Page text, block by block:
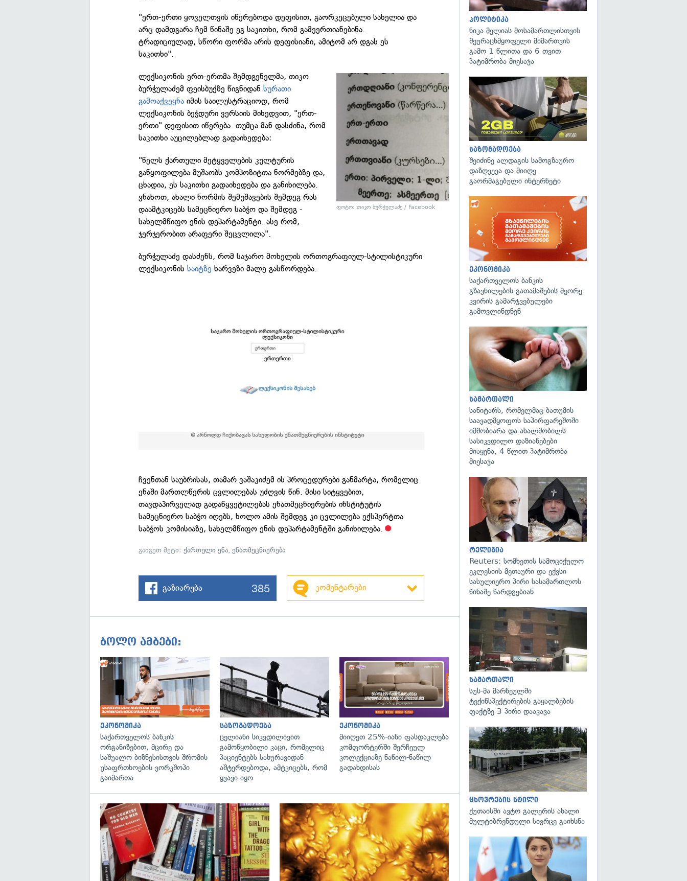
"ერთ-ერთი ყოველთვის იწერებოდა დეფისით, გაორკეცებული სახელია და
არც დამდგარა ჩემ წინაშე ეგ საკითხი, რომ გამეერთიანებინა.
ტრადიციულად, სწორი ფორმა არის დეფისიანი, ამიტომ არ დგას ეს
საკითხი".
ფოტო: თიკო ბურჭულაძე / Facebook
ლექსიკონის ერთ-ერთმა შემდგენელმა, თიკო
ბურჭულაძემ ფეისბუქზე წიგნიდანსურათი
გამოაქვეყნა იმის საილუსტრაციოდ, რომ
ლექსიკონის ბეჭდური ვერსიის მიხედვით, "ერთ-
ერთი" დეფისით იწერება. თუმცა მან დასძინა, რომ
საკითხი აუცილებლად გადაიხედება:
"წელს ქართული მეტყველების კულტურის
განყოფილება მუშაობს კომპოზიტთა ნორმებზე და,
ცხადია, ეს საკითხი გადაიხედება და განიხილება.
ვნახოთ, ახალი ნორმის შემუშავების შემდეგ რას
დაამტკიცებს სამეცნიერო საბჭო და შემდეგ -
სახელმწიფო ენის დეპარტამენტი. ასე რომ,
ჯერჯერობით არაფერი შეცვლილა".
ბურჭულაძე დასძენს, რომ საჯარო მოხელის ორთოგრაფიულ-სტილისტიკური
ლექსიკონისსაიტზე ხარვეზი მალე გასწორდება.
ჩვენთან საუბრისას, თამარ ვაშაკიძემ ის პროცედურები განმარტა, რომელიც
ენაში მართლწერის ცვლილებას უძღვის წინ. მისი სიტყვებით,
თავდაპირველად გადაწყვეტილებას ენათმეცნიერების ინსტიტუტის
სამეცნიერო საბჭო იღებს, ხოლო ამის შემდეგ კი ცვლილება ექსპერტთა
საბჭოს კომისიაზე, სახელმწიფო ენის დეპარტამენტში განიხილება.
გაიგეთ მეტი:ქართული ენა,ენათმეცნიერება
გაზიარება 385 კომენტარები
ბოლო ამბები:
ეკონომიკა
საქართველოს ბანკის
ორგანიზებით, მცირე და
საშუალო ბიზნესისთვის შრომის
უსაფრთხოების ვორკშოპი
გაიმართა
გადახედვა
საზოგადოება
ცელიანი სიკვდილივით
გამოწყობილი კაცი, რომელიც
პაციენტებს სახურავიდან
აშტერდებოდა, ამტკიცებს, რომ
ყვავი იყო
ეკონომიკა
მიიღეთ 25%-იანი ფასდაკლება
კომფორტერში შერჩეულ
კოლექციაზე ნაწილ-ნაწილ
გადახდისას
გადახედვა გადახედვა
პოლიტიკა
ნიკა მელიას მოსამართლისთვის
შეურაცხმყოფელი მიმართვის
გამო 1 წლითა და 6 თვით
პატიმრობა მიესაჯა
საზოგადოება
შეიძინე ალდაგის სამოგზაურო
დაზღვევა და მიიღე
გაორმაგებული ინტერნეტი
ეკონომიკა
საქართველოს ბანკის
გზავნილების გათამაშების მეორე
კვირის გამარჯვებულები
გამოვლინდნენ
სამართალი
სანიტარს, რომელმაც ბათუმის
საავადმყოფოს საპირფარეშოში
იმშობიარა და ახალშობილს
სასიკვდილო დაზიანებები
მიაყენა, 4 წლით პატიმრობა
მიესაჯა
რელიგია
Reuters: სომხეთის სამოციქულო
ეკლესიის მეთაური და ექვსი
სასულიერო პირი სასამართლოს
წინაშე წარდგებიან
სამართალი
სუს-მა მარნეულში
ტექინსპექტირების გაყალბების
ფაქტზე 3 პირი დააკავა
ცხოვრების სტილი
ქუთაისში ავტო გალერის ახალი
მულტიბრენდული სივრცე გაიხსნა